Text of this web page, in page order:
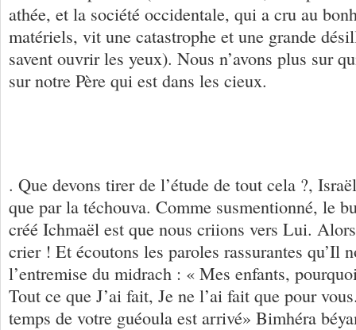
athée, et la société occidentale, qui a cru au
matériels, vit une catastrophe et une grande
savent ouvrir les yeux). Nous n’avons plus sur
sur notre Père qui est dans les cieux.
. Que devons tirer de l’étude de tout cela ?,
que par la téchouva. Comme susmentionné, le
créé Ichmaël est que nous criions vers Lui.
crier ! Et écoutons les paroles rassurantes qu’Il
l’entremise du midrach : « Mes enfants,
Tout ce que J’ai fait, Je ne l’ai fait que pour
temps de votre guéoula est arrivé» Bimhéra